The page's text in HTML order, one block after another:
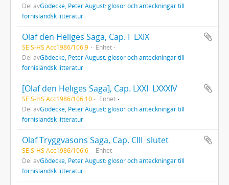
Del avGödecke, Peter August: glosor och anteckningar till
fornisländsk litteratur
Olaf den Heliges Saga, Cap. I  LXIX
SE S-HS Acc1986/106:9
Enhet
Del avGödecke, Peter August: glosor och anteckningar till
fornisländsk litteratur
[Olaf den Heliges Saga], Cap. LXXI  LXXXIV
SE S-HS Acc1986/106:10
Enhet
Del avGödecke, Peter August: glosor och anteckningar till
fornisländsk litteratur
Olaf Tryggvasons Saga, Cap. CIII  slutet
SE S-HS Acc1986/106:6
Enhet
Del avGödecke, Peter August: glosor och anteckningar till
fornisländsk litteratur